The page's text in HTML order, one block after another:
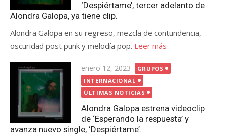
‘Despiértame’, tercer adelanto de
Alondra Galopa, ya tiene clip.
Alondra Galopa en su regreso, mezcla de contundencia,
oscuridad post punk y melodía pop. Leer más
Publicada
el
enero 12, 2023
GRUPOS
INTERNACIONAL
ÚLTIMAS NOTICIAS
Alondra Galopa estrena videoclip
de ‘Esperando la respuesta’ y
avanza nuevo single, ‘Despiértame’.